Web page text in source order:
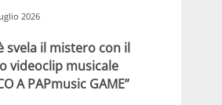
2026
svela il mistero con il
videoclip musicale
A PAPmusic GAME”